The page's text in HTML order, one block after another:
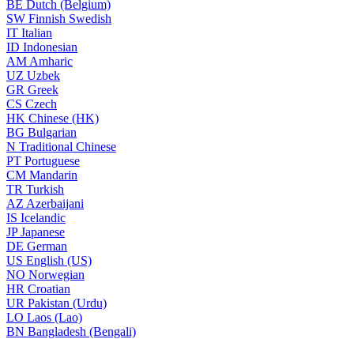
BE Dutch (Belgium)
SW Finnish Swedish
IT Italian
ID Indonesian
AM Amharic
UZ Uzbek
GR Greek
CS Czech
HK Chinese (HK)
BG Bulgarian
N Traditional Chinese
PT Portuguese
CM Mandarin
TR Turkish
AZ Azerbaijani
IS Icelandic
JPJapanese
DE German
US English (US)
NO Norwegian
HR Croatian
UR Pakistan (Urdu)
LO Laos (Lao)
BN Bangladesh (Bengali)